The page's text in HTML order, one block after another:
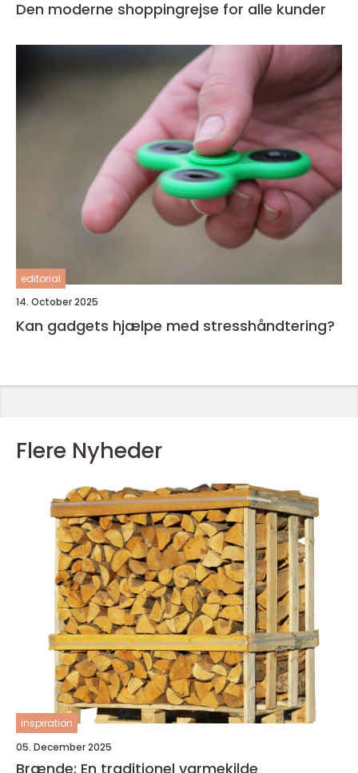
Den moderne shoppingrejse for alle kunder
editorial
14. October 2025
Kan gadgets hjælpe med stresshåndtering?
Flere Nyheder
inspiration
05. December 2025
Brænde: En traditionel varmekilde